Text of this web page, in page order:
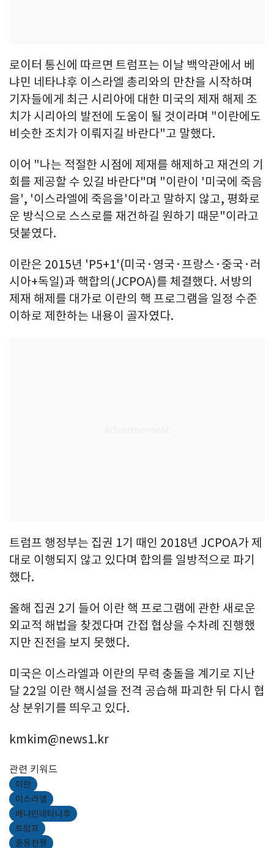
로이터 통신에 따르면 트럼프는 이날 백악관에서 베
냐민 네타냐후 이스라엘 총리와의 만찬을 시작하며
기자들에게 최근 시리아에 대한 미국의 제재 해제 조
치가 시리아의 발전에 도움이 될 것이라며 "이란에도
비슷한 조치가 이뤄지길 바란다"고 말했다.
이어 "나는 적절한 시점에 제재를 해제하고 재건의 기
회를 제공할 수 있길 바란다"며 "이란이 '미국에 죽음
을', '이스라엘에 죽음을'이라고 말하지 않고, 평화로
운 방식으로 스스로를 재건하길 원하기 때문"이라고
덧붙였다.
이란은 2015년 'P5+1'(미국·영국·프랑스·중국·러
시아+독일)과 핵합의(JCPOA)를 체결했다. 서방의
제재 해제를 대가로 이란의 핵 프로그램을 일정 수준
이하로 제한하는 내용이 골자였다.
트럼프 행정부는 집권 1기 때인 2018년 JCPOA가 제
대로 이행되지 않고 있다며 합의를 일방적으로 파기
했다.
올해 집권 2기 들어 이란 핵 프로그램에 관한 새로운
외교적 해법을 찾겠다며 간접 협상을 수차례 진행했
지만 진전을 보지 못했다.
미국은 이스라엘과 이란의 무력 충돌을 계기로 지난
달 22일 이란 핵시설을 전격 공습해 파괴한 뒤 다시 협
상 분위기를 띄우고 있다.
kmkim@news1.kr
관련 키워드
이란
이스라엘
베냐민네타냐후
트럼프
중동전쟁